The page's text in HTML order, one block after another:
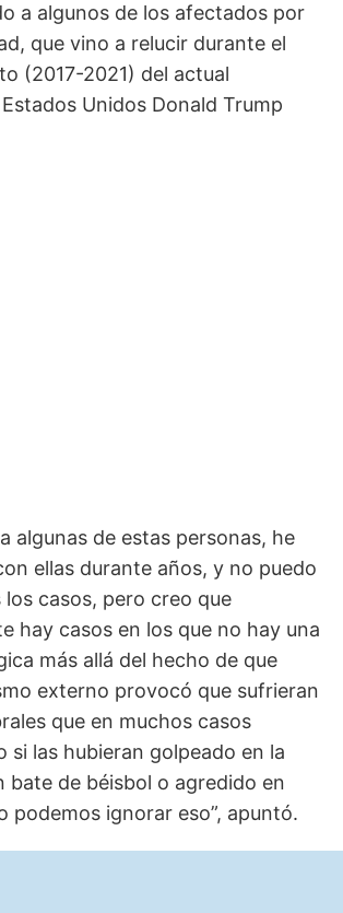
a algunos de los afectados por
que vino a relucir durante el
(2017-2021) del actual
Unidos Donald Trump
algunas de estas personas, he
ellas durante años, y no puedo
casos, pero creo que
hay casos en los que no hay una
más allá del hecho de que
externo provocó que sufrieran
que en muchos casos
si las hubieran golpeado en la
bate de béisbol o agredido en
podemos ignorar eso”, apuntó.